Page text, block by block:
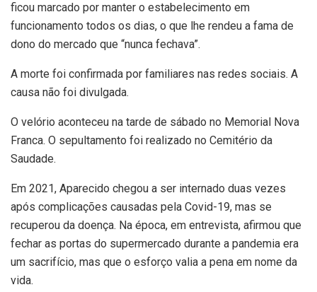
ficou marcado por manter o estabelecimento em
funcionamento todos os dias, o que lhe rendeu a fama de
dono do mercado que “nunca fechava”.
A morte foi confirmada por familiares nas redes sociais. A
causa não foi divulgada.
O velório aconteceu na tarde de sábado no Memorial Nova
Franca. O sepultamento foi realizado no Cemitério da
Saudade.
Em 2021, Aparecido chegou a ser internado duas vezes
após complicações causadas pela Covid-19, mas se
recuperou da doença. Na época, em entrevista, afirmou que
fechar as portas do supermercado durante a pandemia era
um sacrifício, mas que o esforço valia a pena em nome da
vida.